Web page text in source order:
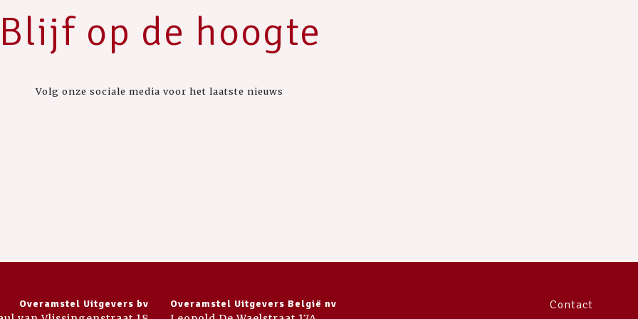
op de hoogte
Volg onze sociale media voor het laatste nieuws
Overamstel Uitgevers bv Overamstel Uitgevers België nv
Contact